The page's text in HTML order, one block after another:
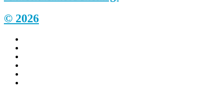
© 2026